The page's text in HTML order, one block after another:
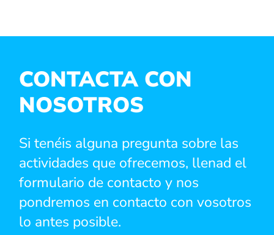
CONTACTA CON
NOSOTROS
Si tenéis alguna pregunta sobre las
actividades que ofrecemos, llenad el
formulario de contacto y nos
pondremos en contacto con vosotros
lo antes posible.